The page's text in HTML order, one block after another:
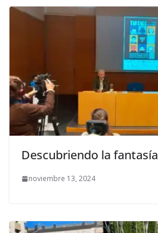
Descubriendo la fantasía
noviembre 13, 2024